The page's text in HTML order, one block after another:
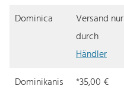
Dominica
Versand nur
durch
Händler
Dominikanis
*35,00 €